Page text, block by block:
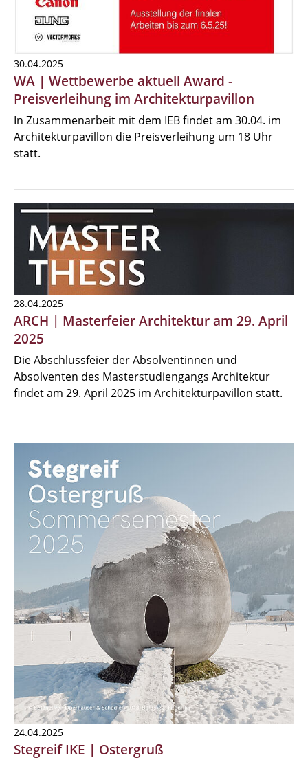
30.04.2025
WA | Wettbewerbe aktuell Award -
Preisverleihung im Architekturpavillon
In Zusammenarbeit mit dem IEB findet am 30.04. im
Architekturpavillon die Preisverleihung um 18 Uhr
statt.
28.04.2025
ARCH | Masterfeier Architektur am 29. April
2025
Die Abschlussfeier der Absolventinnen und
Absolventen des Masterstudiengangs Architektur
findet am 29. April 2025 im Architekturpavillon statt.
24.04.2025
Stegreif IKE | Ostergruß